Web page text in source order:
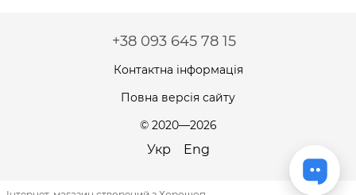
+38 093 645 78 15
Контактна інформація
Повна версія сайту
© 2020—2026
Укр Eng